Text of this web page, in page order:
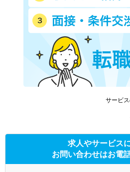
サービ
求人やサービス
お問い合わせはお電